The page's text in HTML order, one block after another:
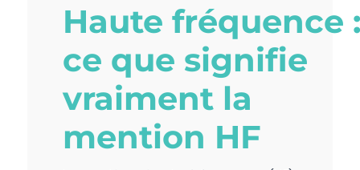
Haute fréquence :
ce que signifie
vraiment la
mention HF